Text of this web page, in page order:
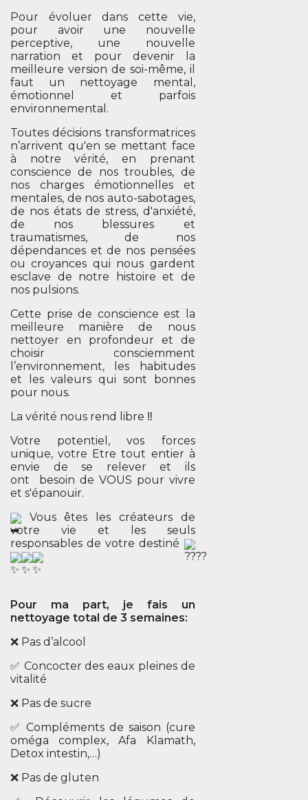
Pour évoluer dans cette vie,
pour avoir une nouvelle
perceptive, une nouvelle
narration et pour devenir la
meilleure version de soi-même, il
faut un nettoyage mental,
émotionnel et parfois
environnemental.
Toutes décisions transformatrices
n’arrivent qu'en se mettant face
à notre vérité, en prenant
conscience de nos troubles, de
nos charges émotionnelles et
mentales, de nos auto-sabotages,
de nos états de stress, d'anxiété,
de nos blessures et
traumatismes, de nos
dépendances et de nos pensées
ou croyances qui nous gardent
esclave de notre histoire et de
nos pulsions.
Cette prise de conscience est la
meilleure manière de nous
nettoyer en profondeur et de
choisir consciemment
l’environnement, les habitudes
et les valeurs qui sont bonnes
pour nous.
La vérité nous rend libre ‼️
Votre potentiel, vos forces
unique, votre Etre tout entier à
envie de se relever et ils
ont besoin de VOUS pour vivre
et s'épanouir.
Vous êtes les créateurs de
votre vie et les seuls
responsables de votre destiné
Pour ma part, je fais un
nettoyage total de 3 semaines:
❌ Pas d’alcool
✅ Concocter des eaux pleines de
vitalité
❌ Pas de sucre
✅ Compléments de saison (cure
oméga complex, Afa Klamath,
Detox intestin,…)
❌ Pas de gluten